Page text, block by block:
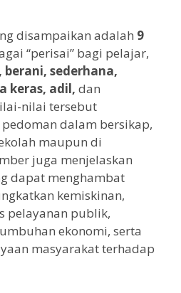
disampaikan adalah 9
“perisai” bagi pelajar,
sederhana,
keras, adil, dan
nilai tersebut
dalam bersikap,
maupun di
juga menjelaskan
dapat menghambat
kemiskinan,
pelayanan publik,
ekonomi, serta
masyarakat terhadap